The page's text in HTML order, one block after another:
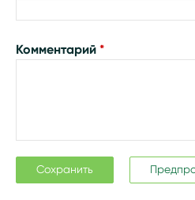
Комментарий*